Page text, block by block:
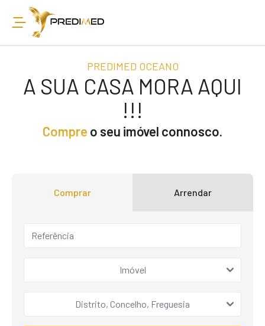
PREDIMED OCEANO
A SUA CASA MORA AQUI
!!!
Compre o seu imóvel connosco.
Comprar Arrendar
Imóvel
Distrito, Concelho, Freguesia